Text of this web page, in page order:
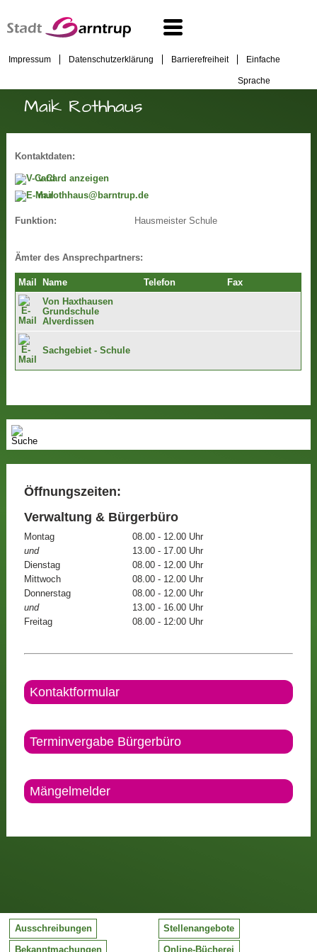
Impressum Datenschutzerklärung Barrierefreiheit Einfache
Sprache
Maik Rothhaus
Kontaktdaten:
v-Card anzeigen
m.rothhaus@barntrup.de
Funktion: Hausmeister Schule
Ämter des Ansprechpartners:
Mail Name Telefon
Fax
Von Haxthausen
Grundschule
Alverdissen
Sachgebiet - Schule
Öffnungszeiten:
Verwaltung & Bürgerbüro
Montag
08.00 - 12.00 Uhr
und
13.00 - 17.00 Uhr
Dienstag
08.00 - 12.00 Uhr
Mittwoch
08.00 - 12.00 Uhr
Donnerstag
08.00 - 12.00 Uhr
und
13.00 - 16.00 Uhr
Freitag
08.00 - 12:00 Uhr
Kontaktformular
Terminvergabe Bürgerbüro
Mängelmelder
Ausschreibungen Stellenangebote